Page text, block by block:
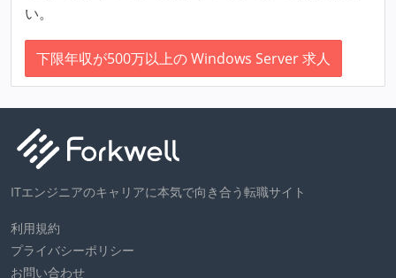
い。
下限年収が500万以上の Windows Server 求人
ITエンジニアのキャリアに本気で向き合う転職サイト
利用規約
プライバシーポリシー
お問い合わせ